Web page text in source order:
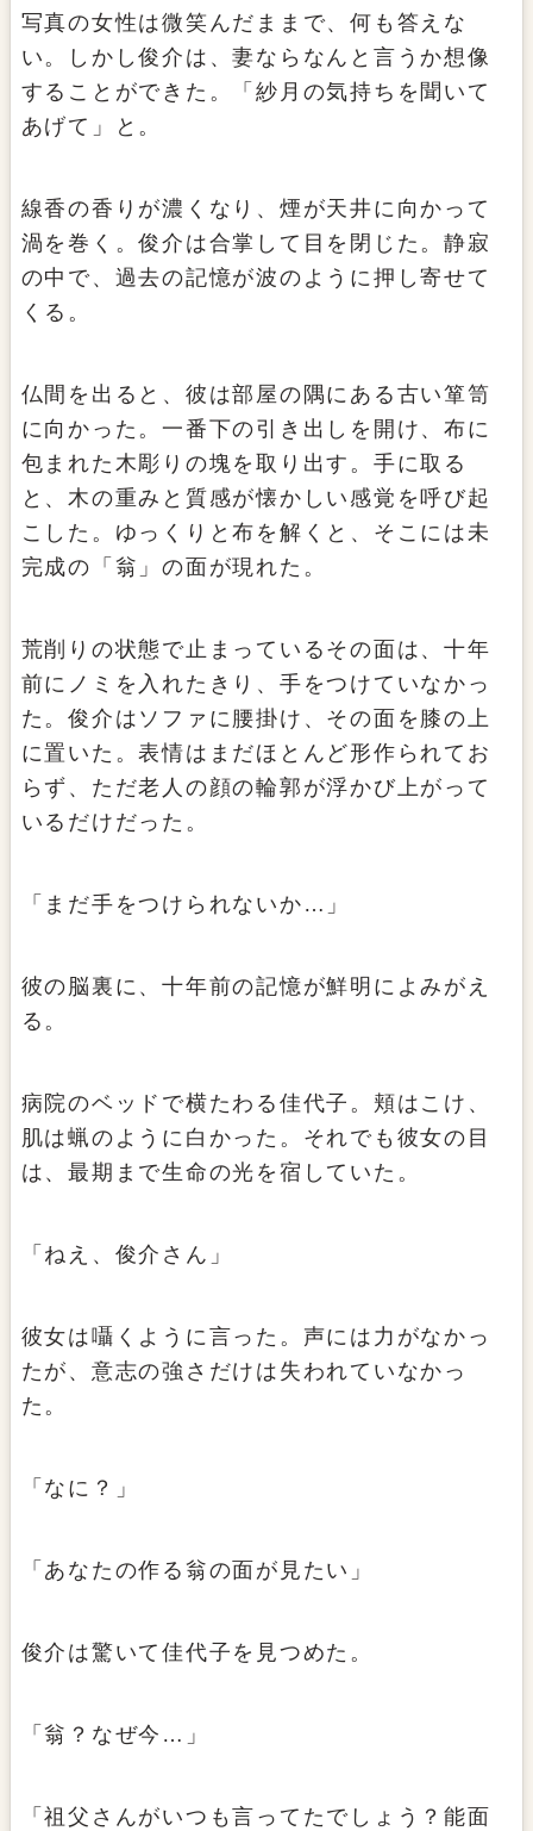
写真の女性は微笑んだままで、何も答えな
い。しかし俊介は、妻ならなんと言うか想像
することができた。「紗月の気持ちを聞いて
あげて」と。
線香の香りが濃くなり、煙が天井に向かって
渦を巻く。俊介は合掌して目を閉じた。静寂
の中で、過去の記憶が波のように押し寄せて
くる。
仏間を出ると、彼は部屋の隅にある古い箪笥
に向かった。一番下の引き出しを開け、布に
包まれた木彫りの塊を取り出す。手に取る
と、木の重みと質感が懐かしい感覚を呼び起
こした。ゆっくりと布を解くと、そこには未
完成の「翁」の面が現れた。
荒削りの状態で止まっているその面は、十年
前にノミを入れたきり、手をつけていなかっ
た。俊介はソファに腰掛け、その面を膝の上
に置いた。表情はまだほとんど形作られてお
らず、ただ老人の顔の輪郭が浮かび上がって
いるだけだった。
「まだ手をつけられないか…」
彼の脳裏に、十年前の記憶が鮮明によみがえ
る。
病院のベッドで横たわる佳代子。頬はこけ、
肌は蝋のように白かった。それでも彼女の目
は、最期まで生命の光を宿していた。
「ねえ、俊介さん」
彼女は囁くように言った。声には力がなかっ
たが、意志の強さだけは失われていなかっ
た。
「なに？」
「あなたの作る翁の面が見たい」
俊介は驚いて佳代子を見つめた。
「翁？なぜ今…」
「祖父さんがいつも言ってたでしょう？能面